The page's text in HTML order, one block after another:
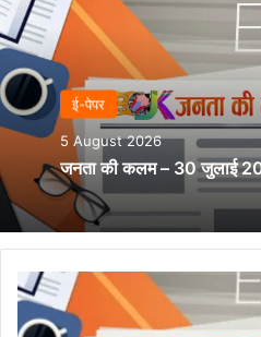
ई-पेपर
5 August 2026
जनता
की
कलम